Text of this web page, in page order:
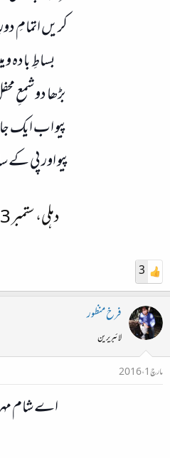
کریں اتمامِ
بساطِ بادہ و
بڑھا دو شمعِ
پیو اب ایک
پیو اور پی کے
دہلی، ستمبر 1973ء
3
فرخ منظور
لائبریرین
مارچ 1، 2016
اے شام